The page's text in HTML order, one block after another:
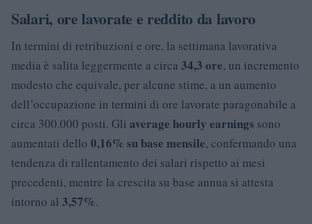
Salari, ore lavorate e reddito da lavoro
In termini di retribuzioni e ore, la settimana lavorativa
media è salita leggermente a circa 34,3 ore, un incremento
modesto che equivale, per alcune stime, a un aumento
dell’occupazione in termini di ore lavorate paragonabile a
circa 300.000 posti. Gli average hourly earnings sono
aumentati dello 0,16% su base mensile, confermando una
tendenza di rallentamento dei salari rispetto ai mesi
precedenti, mentre la crescita su base annua si attesta
intorno al 3,57%.